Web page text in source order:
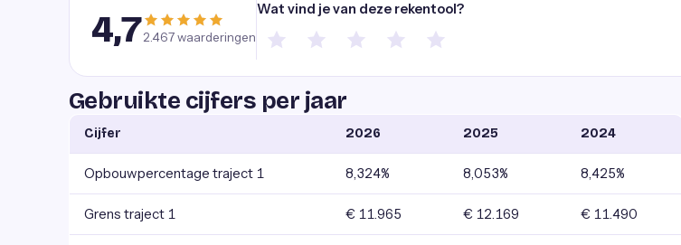
4,72.467waarderingen
Wat vind je van deze rekentool?
Gebruikte cijfers per jaar
Cijfer 2026 2025 2024
Opbouwpercentage traject 1 8,324% 8,053% 8,425%
Grens traject 1 € 11.965 € 12.169 € 11.490